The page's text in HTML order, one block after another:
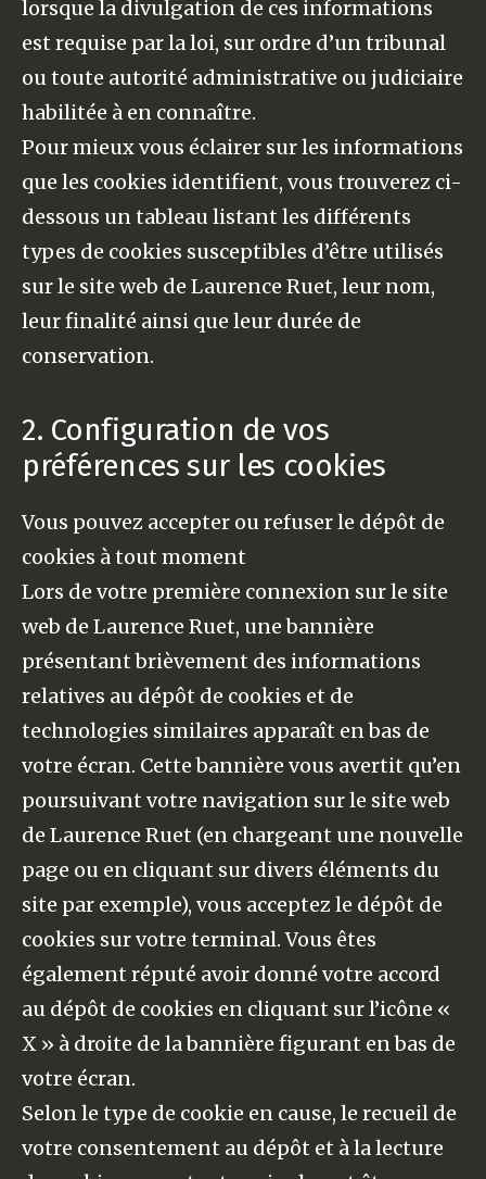
lorsque la divulgation de ces informations
est requise par la loi, sur ordre d’un tribunal
ou toute autorité administrative ou judiciaire
habilitée à en connaître.
Pour mieux vous éclairer sur les informations
que les cookies identifient, vous trouverez ci-
dessous un tableau listant les différents
types de cookies susceptibles d’être utilisés
sur le site web de Laurence Ruet, leur nom,
leur finalité ainsi que leur durée de
conservation.
2. Configuration de vos
préférences sur les cookies
Vous pouvez accepter ou refuser le dépôt de
cookies à tout moment
Lors de votre première connexion sur le site
web de Laurence Ruet, une bannière
présentant brièvement des informations
relatives au dépôt de cookies et de
technologies similaires apparaît en bas de
votre écran. Cette bannière vous avertit qu’en
poursuivant votre navigation sur le site web
de Laurence Ruet (en chargeant une nouvelle
page ou en cliquant sur divers éléments du
site par exemple), vous acceptez le dépôt de
cookies sur votre terminal. Vous êtes
également réputé avoir donné votre accord
au dépôt de cookies en cliquant sur l’icône «
X » à droite de la bannière figurant en bas de
votre écran.
Selon le type de cookie en cause, le recueil de
votre consentement au dépôt et à la lecture